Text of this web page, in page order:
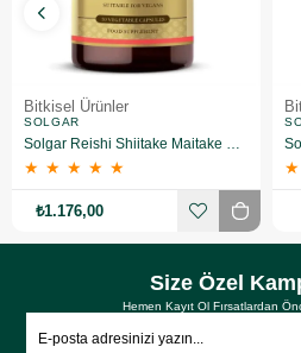
Bitkisel Ürünler
SOLGAR
Solgar Reishi Shiitake Maitake Mushroom Extract 50 Kapsül
★ ★ ★ ★ ★
₺1.176,00
★
Size Özel
Hemen Kayıt Ol Fırsatlardan